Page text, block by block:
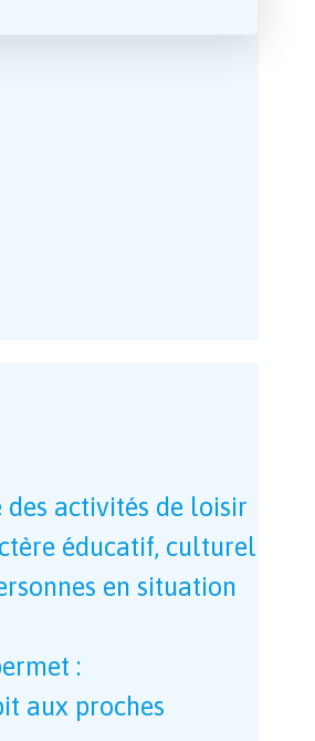
des activités de loisir
éducatif, culturel
en situation
:
aux proches